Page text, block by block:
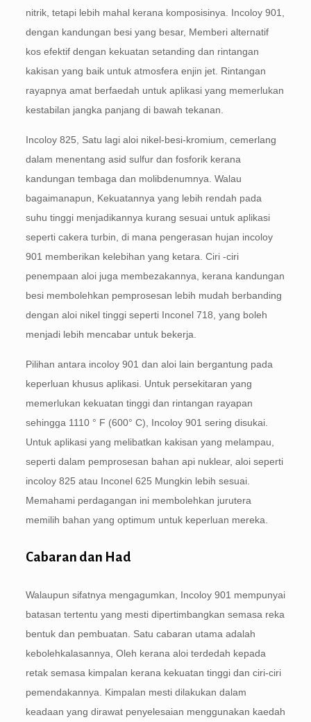
nitrik, tetapi lebih mahal kerana komposisinya. Incoloy 901,
dengan kandungan besi yang besar, Memberi alternatif
kos efektif dengan kekuatan setanding dan rintangan
kakisan yang baik untuk atmosfera enjin jet. Rintangan
rayapnya amat berfaedah untuk aplikasi yang memerlukan
kestabilan jangka panjang di bawah tekanan.
Incoloy 825, Satu lagi aloi nikel-besi-kromium, cemerlang
dalam menentang asid sulfur dan fosforik kerana
kandungan tembaga dan molibdenumnya. Walau
bagaimanapun, Kekuatannya yang lebih rendah pada
suhu tinggi menjadikannya kurang sesuai untuk aplikasi
seperti cakera turbin, di mana pengerasan hujan incoloy
901 memberikan kelebihan yang ketara. Ciri -ciri
penempaan aloi juga membezakannya, kerana kandungan
besi membolehkan pemprosesan lebih mudah berbanding
dengan aloi nikel tinggi seperti Inconel 718, yang boleh
menjadi lebih mencabar untuk bekerja.
Pilihan antara incoloy 901 dan aloi lain bergantung pada
keperluan khusus aplikasi. Untuk persekitaran yang
memerlukan kekuatan tinggi dan rintangan rayapan
sehingga 1110 ° F (600° C), Incoloy 901 sering disukai.
Untuk aplikasi yang melibatkan kakisan yang melampau,
seperti dalam pemprosesan bahan api nuklear, aloi seperti
incoloy 825 atau Inconel 625 Mungkin lebih sesuai.
Memahami perdagangan ini membolehkan jurutera
memilih bahan yang optimum untuk keperluan mereka.
Cabaran dan Had
Walaupun sifatnya mengagumkan, Incoloy 901 mempunyai
batasan tertentu yang mesti dipertimbangkan semasa reka
bentuk dan pembuatan. Satu cabaran utama adalah
kebolehkalasannya, Oleh kerana aloi terdedah kepada
retak semasa kimpalan kerana kekuatan tinggi dan ciri-ciri
pemendakannya. Kimpalan mesti dilakukan dalam
keadaan yang dirawat penyelesaian menggunakan kaedah